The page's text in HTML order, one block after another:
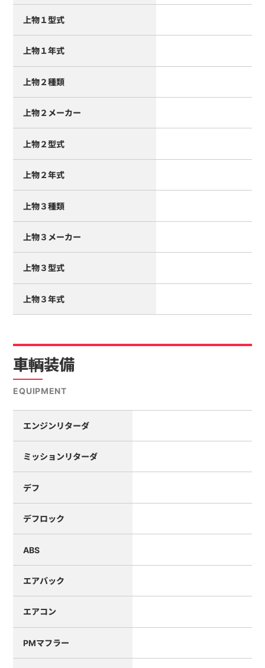
上物１型式
上物１年式
上物２種類
上物２メーカー
上物２型式
上物２年式
上物３種類
上物３メーカー
上物３型式
上物３年式
車輌装備
EQUIPMENT
エンジンリターダ
ミッションリターダ
デフ
デフロック
ABS
エアバック
エアコン
PMマフラー